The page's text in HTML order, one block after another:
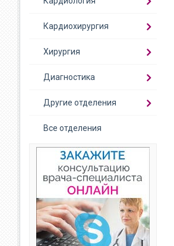
Кардиохирургия
Хирургия
Диагностика
Другие отделения
Все отделения